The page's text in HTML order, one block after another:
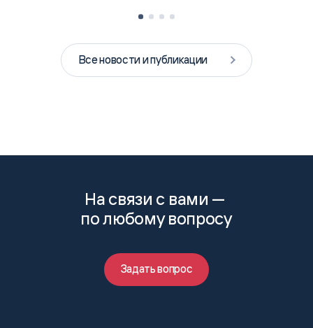
Все новости и публикации
На связи с вами —
по любому вопросу
Задать вопрос